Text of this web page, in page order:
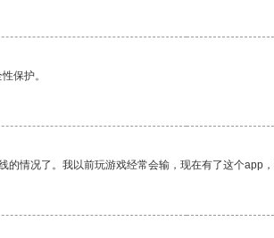
保护。
情况了。我以前玩游戏经常会输，现在有了这个app，